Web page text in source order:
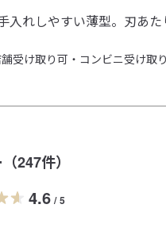
入れしやすい薄型。刃あ
受け取り可・コンビニ受け取
247件）
4.6 / 5